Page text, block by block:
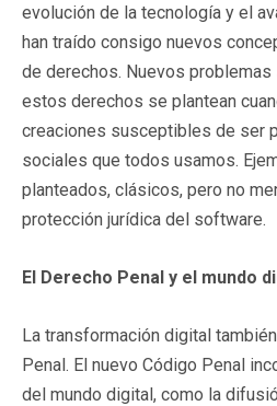
evolución de la tecnología y el
han traído consigo nuevos
de derechos. Nuevos
estos derechos se plantean
creaciones susceptibles de ser
sociales que todos usamos.
planteados, clásicos, pero no
protección jurídica del software.
El Derecho Penal y el mundo
La transformación digital
Penal. El nuevo Código Penal
del mundo digital, como la